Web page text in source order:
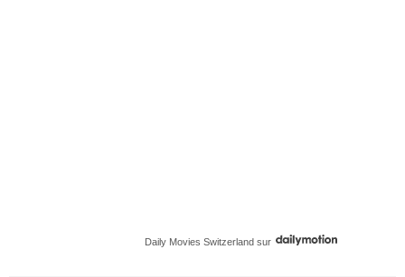
Daily Movies Switzerland sur